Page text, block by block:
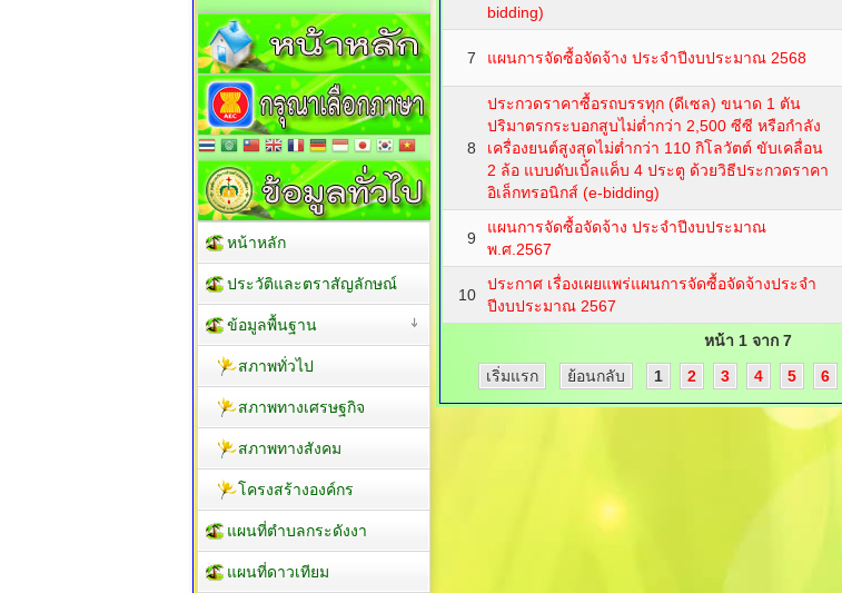
bidding)
7 แผนการจัดซื้อจัดจ้าง ประจำปีงบประมาณ 2568
8
ประกวดราคาซื้อรถบรรทุก (ดีเซล) ขนาด 1 ตัน
ปริมาตรกระบอกสูบไม่ต่ำกว่า 2,500 ซีซี หรือกำลัง
เครื่องยนต์สูงสุดไม่ต่ำกว่า 110 กิโลวัตต์ ขับเคลื่อน
2 ล้อ แบบดับเบิ้ลแค็บ 4 ประตู ด้วยวิธีประกวดราคา
อิเล็กทรอนิกส์ (e-bidding)
9
แผนการจัดซื้อจัดจ้าง ประจำปีงบประมาณ
พ.ศ.2567
10
ประกาศ เรื่องเผยแพร่แผนการจัดซื้อจัดจ้างประจำ
ปีงบประมาณ 2567
หน้า 1 จาก 7
เริ่มแรก
ย้อนกลับ 1 2 3 4 5 6
หน้าหลัก
ประวัติและตราสัญลักษณ์
ข้อมูลพื้นฐาน
สภาพทั่วไป
สภาพทางเศรษฐกิจ
สภาพทางสังคม
โครงสร้างองค์กร
แผนที่ตำบลกระดังงา
แผนที่ดาวเทียม